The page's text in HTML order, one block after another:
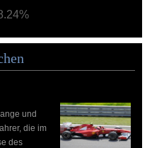
und
die im
des